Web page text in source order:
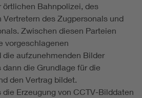
örtlichen Bahnpolizei, des
Vertretern des Zugpersonals und
Zwischen diesen Parteien
vorgeschlagenen
aufzunehmenden Bilder
die Grundlage für die
den Vertrag bildet.
Erzeugung von CCTV-Bilddaten